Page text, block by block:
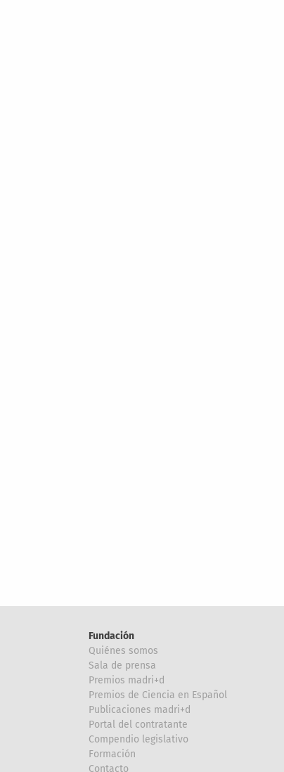
Fundación
Quiénes somos
Sala de prensa
Premios madri+d
Premios de Ciencia en Español
Publicaciones madri+d
Portal del contratante
Compendio legislativo
Formación
Contacto